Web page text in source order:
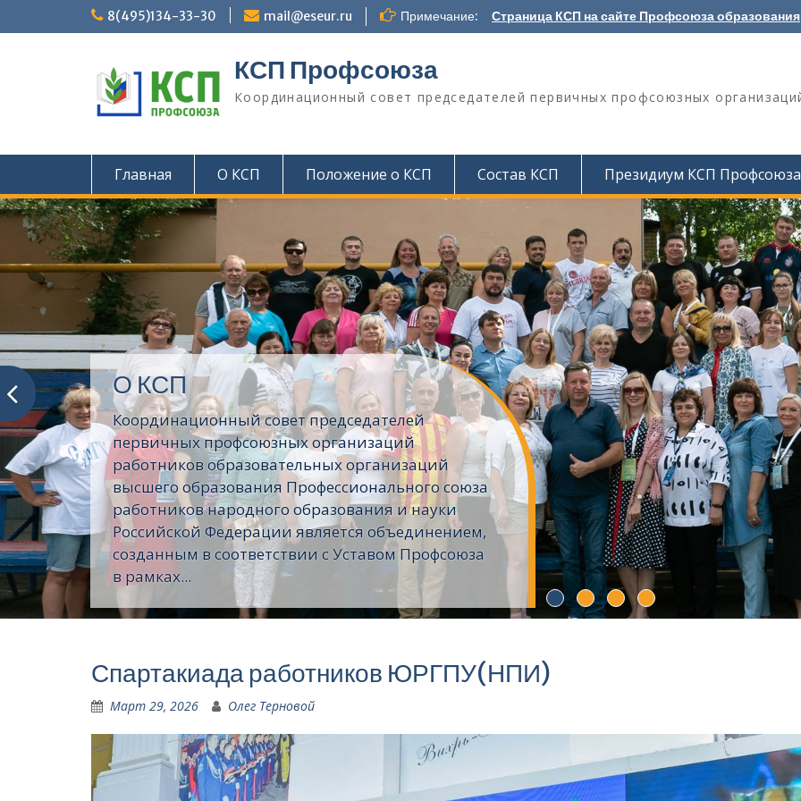
с
д
е
и
м
у
8(495)134-33-30 mail@eseur.ru Примечание: Страница КСП на сайте Профсоюза образования
КСП Профсоюза
Координационный совет председателей первичных профсоюзных
Главная О КСП Положение о КСП Состав КСП Президиум КСП Профсоюза
О КСП
Координационный совет председателей
первичных профсоюзных организаций
работников образовательных организаций
высшего образования Профессионального союза
работников народного образования и науки
Российской Федерации является объединением,
созданным в соответствии с Уставом Профсоюза
в рамках...
Спартакиада работников ЮРГПУ(НПИ)
Март 29, 2026 Олег Терновой